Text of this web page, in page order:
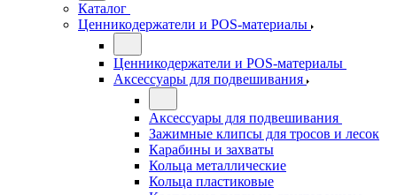
Каталог
Ценникодержатели и POS-материалы
Ценникодержатели и POS-материалы
Аксессуары для подвешивания
Аксессуары для подвешивания
Зажимные клипсы для тросов и лесок
Карабины и захваты
Кольца металлические
Кольца пластиковые